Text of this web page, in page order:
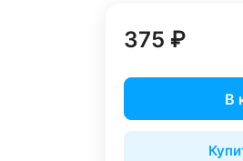
375 ₽
В